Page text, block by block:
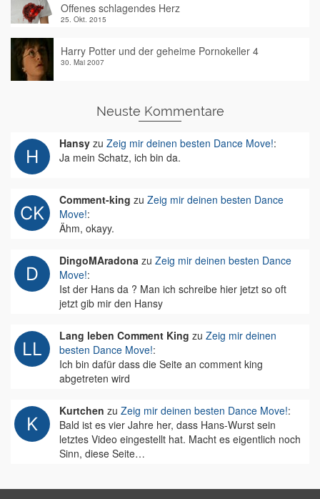
Offenes schlagendes Herz
25. Okt. 2015
Harry Potter und der geheime Pornokeller 4
30. Mai 2007
Neuste Kommentare
Hansy zu Zeig mir deinen besten Dance Move!:
Ja mein Schatz, ich bin da.
Comment-king zu Zeig mir deinen besten Dance
Move!:
Ähm, okayy.
DingoMAradona zu Zeig mir deinen besten Dance
Move!:
Ist der Hans da ? Man ich schreibe hier jetzt so oft
jetzt gib mir den Hansy
Lang leben Comment King zu Zeig mir deinen
besten Dance Move!:
Ich bin dafür dass die Seite an comment king
abgetreten wird
Kurtchen zu Zeig mir deinen besten Dance Move!:
Bald ist es vier Jahre her, dass Hans-Wurst sein
letztes Video eingestellt hat. Macht es eigentlich noch
Sinn, diese Seite…